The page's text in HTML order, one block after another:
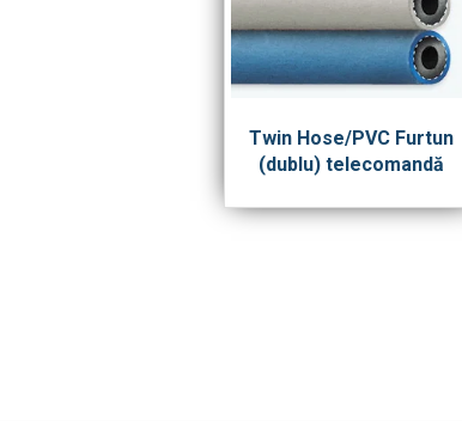
Twin Hose/PVC Furtun
(dublu) telecomandă